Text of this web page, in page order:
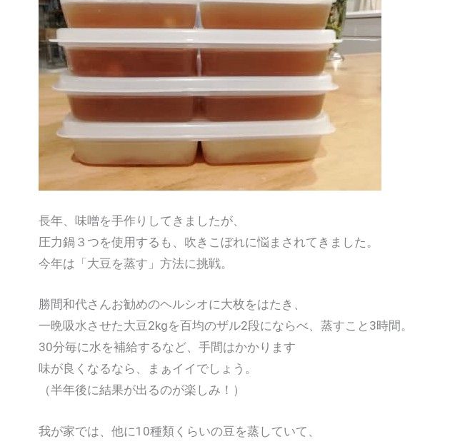
長年、味噌を手作りしてきましたが、
圧力鍋３つを使用するも、吹きこぼれに悩まされてきました。
今年は「大豆を蒸す」方法に挑戦。
勝間和代さんお勧めのヘルシオに大枚をはたき、
一晩吸水させた大豆2kgを百均のザル2段にならべ、蒸すこと3時間。
30分毎に水を補給するなど、手間はかかります
味が良くなるなら、まぁイイでしょう。
（半年後に結果が出るのが楽しみ！）
我が家では、他に10種類くらいの豆を蒸していて、